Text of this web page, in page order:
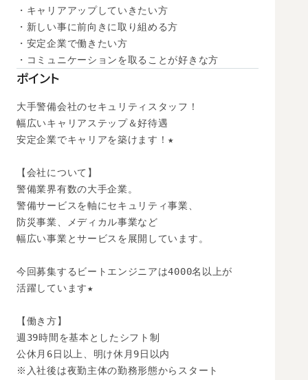
・キャリアアップしていきたい方
・新しい事に前向きに取り組める方
・安定企業で働きたい方
・コミュニケーションを取ることが好きな方
ポイント
大手警備会社のセキュリティスタッフ！
幅広いキャリアステップ＆好待遇
安定企業でキャリアを築けます！★
【会社について】
警備業界有数の大手企業。
警備サービスを軸にセキュリティ事業、
防災事業、メディカル事業など
幅広い事業とサービスを展開しています。
今回募集するビートエンジニアは4000名以上が
活躍しています★
【働き方】
週39時間を基本としたシフト制
公休月6日以上、明け休月9日以内
※入社後は夜勤主体の勤務形態からスタート